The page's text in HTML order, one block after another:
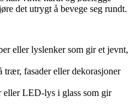
det utrygt å bevege seg rundt.
eller lyslenker som gir et jevnt,
trær, fasader eller dekorasjoner
eller LED-lys i glass som gir